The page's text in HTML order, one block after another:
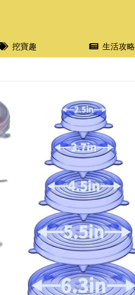
挖寶趣 生活攻略